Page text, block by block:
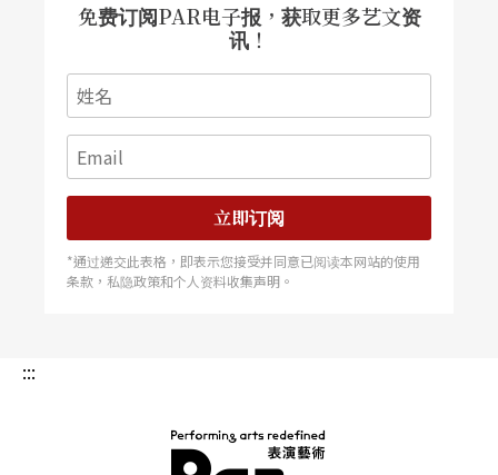
在人口分布与组成、地理环境、经济发展各方面都
有相当的先天限制。整体资源有限的情况下，表面
上的多元化反而会使各个领域都资源不足。多样
化、全面向发展是资源更雄厚的国家才能做的，我
们有多元化的人口组成，若是一味想要文化符合政
治正确，是否反而无法聚焦发展，变成两头空？在
这大剧院时代到临的开端，我们是否也该重新盘点
的影响，但对年轻的剧场工作者将是个危机，也是
免费订阅PAR电子报，获取更多艺文资
讯！
立即订阅
*通过递交此表格，即表示您接受并同意已阅读本网站的使用
条款，私隐政策和个人资料收集声明。
:::